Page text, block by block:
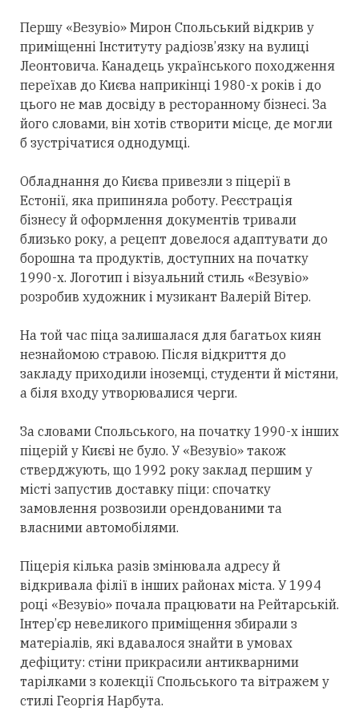
Першу «Везувіо» Мирон Спольський відкрив у
приміщенні Інституту радіозв’язку на вулиці
Леонтовича. Канадець українського походження
переїхав до Києва наприкінці 1980-х років і до
цього не мав досвіду в ресторанному бізнесі. За
його словами, він хотів створити місце, де могли
б зустрічатися однодумці.
Обладнання до Києва привезли з піцерії в
Естонії, яка припиняла роботу. Реєстрація
бізнесу й оформлення документів тривали
близько року, а рецепт довелося адаптувати до
борошна та продуктів, доступних на початку
1990-х. Логотип і візуальний стиль «Везувіо»
розробив художник і музикант Валерій Вітер.
На той час піца залишалася для багатьох киян
незнайомою стравою. Після відкриття до
закладу приходили іноземці, студенти й містяни,
а біля входу утворювалися черги.
За словами Спольського, на початку 1990-х інших
піцерій у Києві не було. У «Везувіо» також
стверджують, що 1992 року заклад першим у
місті запустив доставку піци: спочатку
замовлення розвозили орендованими та
власними автомобілями.
Піцерія кілька разів змінювала адресу й
відкривала філії в інших районах міста. У 1994
році «Везувіо» почала працювати на Рейтарській.
Інтер’єр невеликого приміщення збирали з
матеріалів, які вдавалося знайти в умовах
дефіциту: стіни прикрасили антикварними
тарілками з колекції Спольського та вітражем у
стилі Георгія Нарбута.